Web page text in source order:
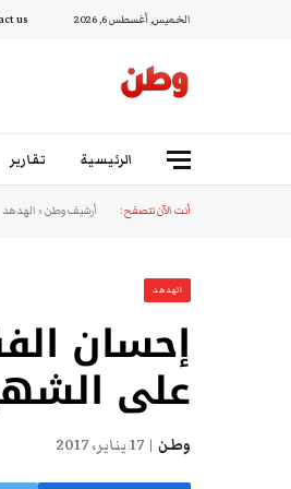
الخميس, أغسطس 6, 2026 us
الرئيسية تقارير
أنت الآن تتصفح: أرشيف وطن»الهدهد
الهدهد
إحسان
على
وطن 17 يناير، 2017